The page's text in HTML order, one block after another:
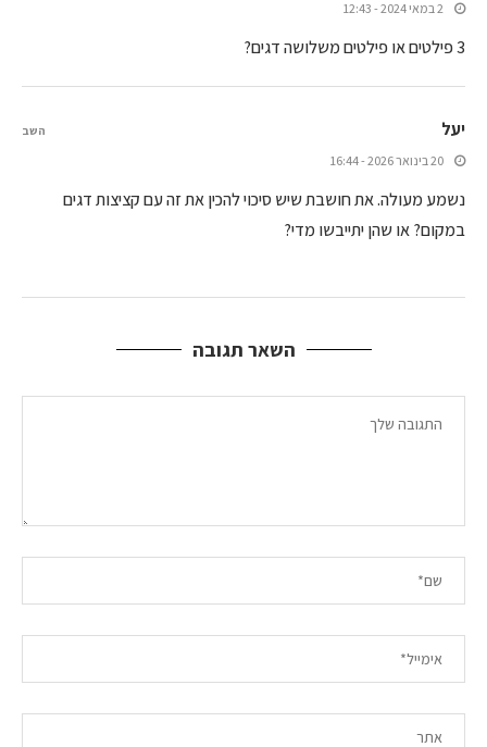
2 במאי 2024 - 12:43
3 פילטים או פילטים משלושה דגים?
יעל
20 בינואר 2026 - 16:44
נשמע מעולה. את חושבת שיש סיכוי להכין את זה עם קציצות דגים
במקום? או שהן יתייבשו מדי?
השב
השאר תגובה